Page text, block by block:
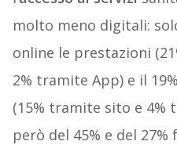
molto meno digitali:
online le prestazioni
2% tramite App) e il
(15% tramite sito e 4%
però del 45% e del